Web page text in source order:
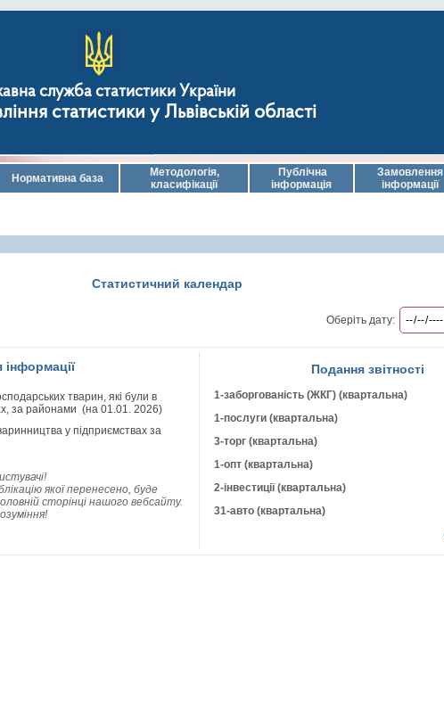
служба статистики України
статистики у Львівській області
Нормативна база
Методологія,
класифікації
Публічна
інформація
Замовлення
інформації
Статистичний календар
Оберіть дату:
тварин, які були в
за районами (на 01.01. 2026)
у підприємствах за
якої перенесено, буде
сторінці нашого вебсайту.
Подання звітності
1-заборгованість (ЖКГ) (квартальна)
1-послуги (квартальна)
3-торг (квартальна)
1-опт (квартальна)
2-інвестиції (квартальна)
31-авто (квартальна)